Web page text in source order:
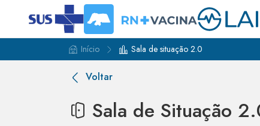
Início Sala de situação 2.0
Voltar
Sala de Situação